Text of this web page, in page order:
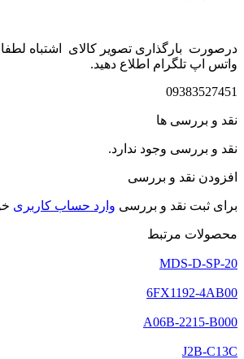
درصورت بارگذاری تصویر کالای اشتباه لطفا
واتس اپ تلگرام اطلاع دهید.
09383527451
نقد و بررسی ها
نقد و بررسی وجود ندارد.
افزودن نقد و بررسی
برای ثبت نقد و بررسی وارد حساب کاربری
محصولات مرتبط
MDS-D-SP-20
6FX1192-4AB00
A06B-2215-B000
J2B-C13C